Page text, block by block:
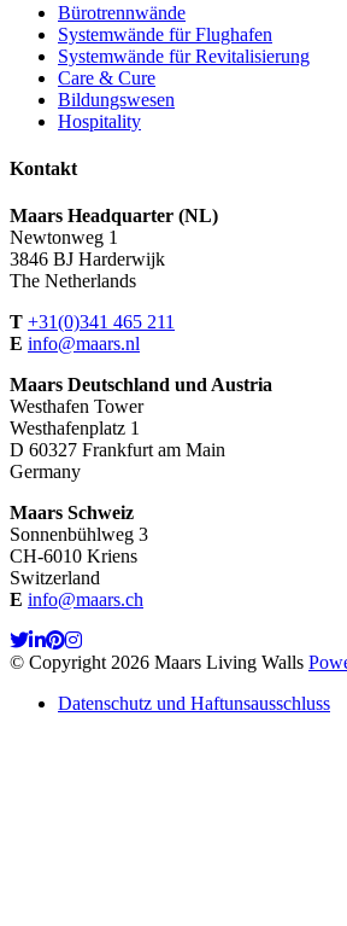
Bürotrennwände
Systemwände für Flughafen
Systemwände für Revitalisierung
Care & Cure
Bildungswesen
Hospitality
Kontakt
Maars Headquarter (NL)
Newtonweg 1
3846 BJ Harderwijk
The Netherlands
T +31(0)341 465 211
E info@maars.nl
Maars Deutschland und Austria
Westhafen Tower
Westhafenplatz 1
D 60327 Frankfurt am Main
Germany
Maars Schweiz
Sonnenbühlweg 3
CH-6010 Kriens
Switzerland
E info@maars.ch
© Copyright 2026 Maars Living Walls
Datenschutz und Haftunsausschluss